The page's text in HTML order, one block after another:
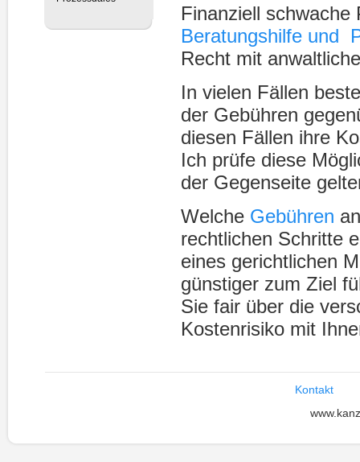
Finanziell
Beratungshilfe und
Recht mit
In vielen Fällen
der Gebühren
diesen Fällen ihre
Ich prüfe diese
der Gegenseite
Welche Gebühren
rechtlichen Schritte
eines gerichtlichen
günstiger zum Ziel
Sie fair über die
Kostenrisiko mit
Kontakt